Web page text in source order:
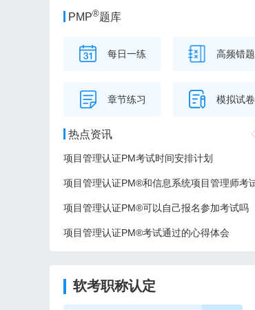
PMP®题库
每日一练 高频错题
章节练习 模拟试卷
热点资讯
项目管理认证PM考试时间安排计划
项目管理认证PM®可以自己报名参加考试吗
项目管理认证PM®考试通过的心得体会
软考职称认定